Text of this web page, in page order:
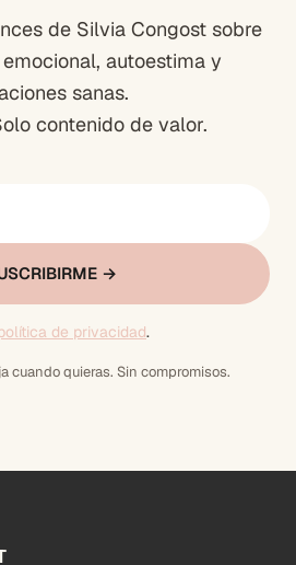
de Silvia Congost sobre
autoestima y
sanas.
contenido de valor.
→
de privacidad.
cuando quieras. Sin compromisos.